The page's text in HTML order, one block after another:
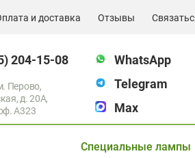
и доставка Отзывы
204-15-08
Перово,
д. 20А,
A323
WhatsApp
Telegram
Max
Специальные лампы